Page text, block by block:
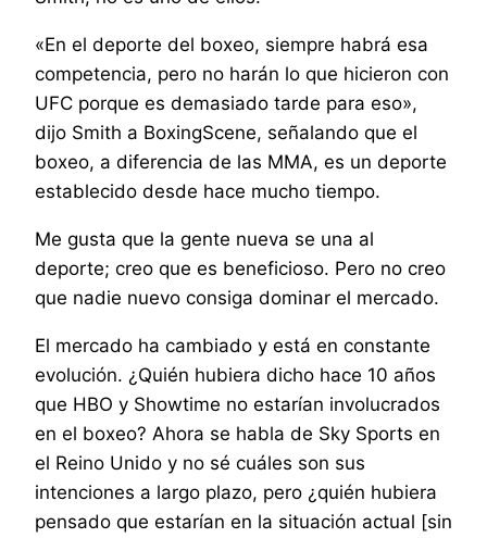
«En el deporte del boxeo, siempre habrá esa
competencia, pero no harán lo que hicieron con
UFC porque es demasiado tarde para eso»,
dijo Smith a BoxingScene, señalando que el
boxeo, a diferencia de las MMA, es un deporte
establecido desde hace mucho tiempo.
Me gusta que la gente nueva se una al
deporte; creo que es beneficioso. Pero no creo
que nadie nuevo consiga dominar el mercado.
El mercado ha cambiado y está en constante
evolución. ¿Quién hubiera dicho hace 10 años
que HBO y Showtime no estarían involucrados
en el boxeo? Ahora se habla de Sky Sports en
el Reino Unido y no sé cuáles son sus
intenciones a largo plazo, pero ¿quién hubiera
pensado que estarían en la situación actual [sin